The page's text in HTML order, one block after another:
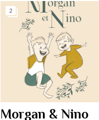
2
Morgan & Nino